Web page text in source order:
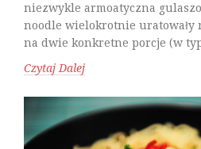
niezwykle armoatyczna
noodle wielokrotnie uratowały
na dwie konkretne porcje (w
Czytaj Dalej